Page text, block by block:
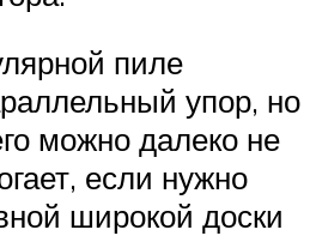
пиле
упор, но
можно далеко не
если нужно
широкой доски